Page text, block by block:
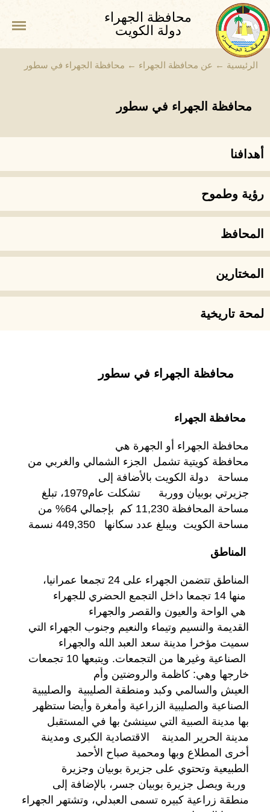
محافظة الجهراء
دولة الكويت
الرئيسية ← عن محافظة الجهراء ← محافظة الجهراء في سطور
محافظة الجهراء في سطور
أهدافنا
رؤية وطموح
المحافظ
المختارين
لمحة تاريخية
محافظة الجهراء في سطور
محافظة الجهراء
محافظة الجهراء أو الجهرة هي
محافظة كويتية تشمل الجزء الشمالي والغربي من
مساحة دولة الكويت بالأضافة إلى
جزيرتي بوبيان ووربة تشكلت عام1979، تبلغ
مساحة المحافظة 11,230 كم بإجمالي 64% من
مساحة الكويت ويبلغ عدد سكانها 449,350 نسمة
لمناطق
المناطق تتضمن الجهراء على 24 تجمعا عمرانيا،
منها 14 تجمعا داخل التجمع الحضري للجهراء
هي الواحة والعيون والقصر والجهراء
القديمة والنسيم وتيماء والنعيم وجنوب الجهراء التي
سميت مؤخرا مدينة سعد العبد الله والجهراء
الصناعية وغيرها من التجمعات. ويتبعها 10 تجمعات
خارجها وهي: كاظمة والروضتين وأم
العيش والسالمي وكبد ومنطقة الصليبية والصليبية
الصناعية والصليبية الزراعية وأمغرة وأيضا ستظهر
بها مدينة الصبية التي سينشئ بها في المستقبل
مدينة الحرير المدينة الاقتصادية الكبرى ومدينة
أخرى المطلاع وبها ومحمية صباح الأحمد
الطبيعية وتحتوي على جزيرة بوبيان وجزيرة
وربة ويصل جزيرة بوبيان جسر، بالإضافة إلى
منطقة زراعية كبيره تسمى العبدلي، وتشتهر الجهراء